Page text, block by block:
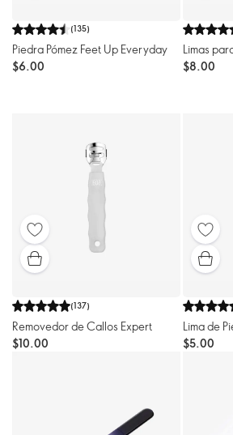
(135)
Piedra Pómez Feet Up Everyday
$6.00
Limas
$8.00
(137)
Removedor de Callos Expert
$10.00
Lima de
$5.00